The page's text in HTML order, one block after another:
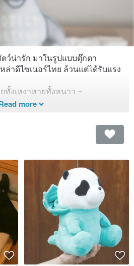
ว์น่ารัก มาในรูปแบบตุ๊กตา
ล่าดีไซเนอร์ไทย ล้วนแต่ได้รับแรง
งเหงาหายทั้งหนาว ~